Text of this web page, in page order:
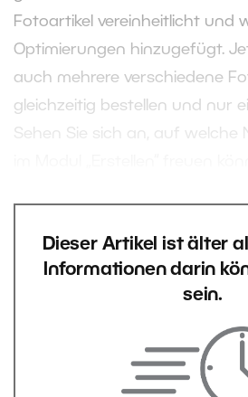
Fotoartikel vereinheitlicht und
Optimierungen hinzugefügt.
auch mehrere verschiedene
gleichzeitig bestellen und nur
Sehen Sie sich an, auf welche
Dieser Artikel ist älter
Informationen darin
sein.